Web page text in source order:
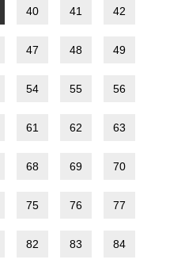
40 41 42
47 48 49
54 55 56
61 62 63
68 69 70
75 76 77
82 83 84